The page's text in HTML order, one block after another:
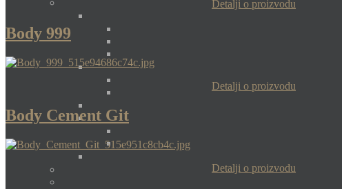
Detalji o proizvodu
Body 999
Detalji o proizvodu
Body Cement Git
Detalji o proizvodu